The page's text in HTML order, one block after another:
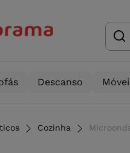
Descanso
Cozinha